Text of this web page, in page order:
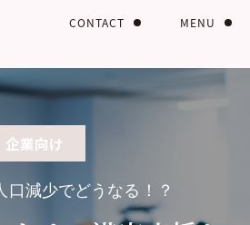
MENU
CONTACT
企業向け
減少でどうなる！？